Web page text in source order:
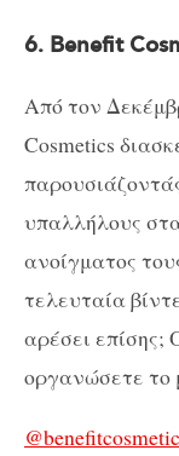
6. Benefit
Από τον
Cosmetics
υπαλλήλους
ανοίγματος
τελευταία
αρέσει επίσης;
οργανώσετε το